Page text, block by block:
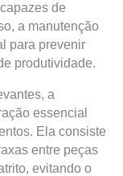
de
a manutenção
para prevenir
produtividade.
a
essencial
Ela consiste
entre peças
evitando o